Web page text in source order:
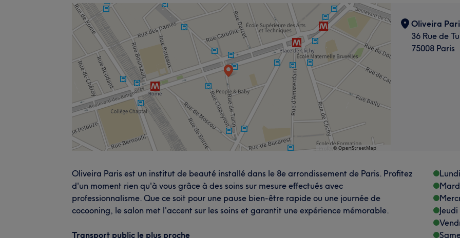
Oliveira
36 Rue de
75008 Paris
Oliveira Paris est un institut de beauté installé dans le 8e arrondissement de Paris. Profitez
d'un moment rien qu'à vous grâce à des soins sur mesure effectués avec
professionnalisme. Que ce soit pour une pause bien-être rapide ou une journée de
cocooning, le salon met l'accent sur les soins et garantit une expérience mémorable.
Transport public le plus proche
Lundi
Jeudi